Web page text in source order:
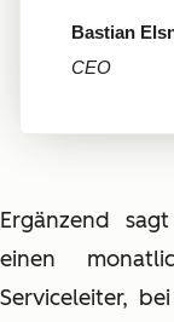
Bastian
CEO
Ergänzend
einen
Serviceleiter,